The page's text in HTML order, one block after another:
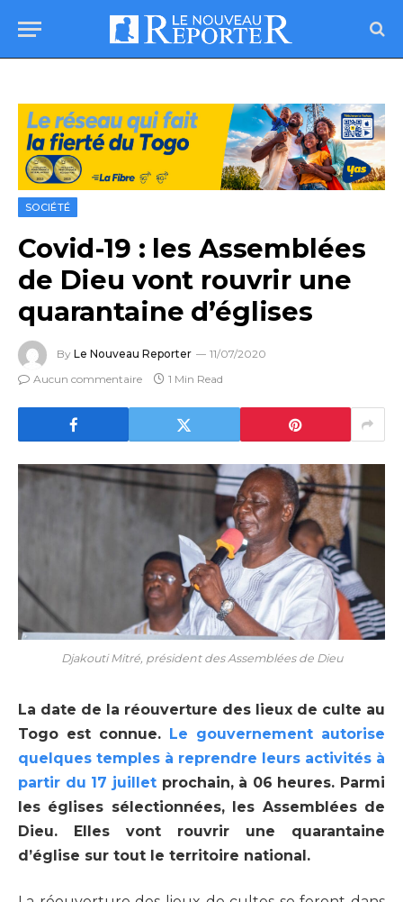
SOCIÉTÉ
Covid-19 : les Assemblées
de Dieu vont rouvrir une
quarantaine d’églises
By Le Nouveau Reporter
11/07/2020
Aucun commentaire
1 Min Read
Djakouti Mitré, président des Assemblées de Dieu
La date de la réouverture des lieux de culte au
Togo est connue. Le gouvernement autorise
quelques temples à reprendre leurs activités à
partir du 17 juilletprochain, à 06 heures. Parmi
les églises sélectionnées, les Assemblées de
Dieu. Elles vont rouvrir une quarantaine
d’église sur tout le territoire national.